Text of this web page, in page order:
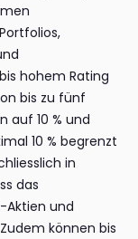
hohem Rating
bis zu fünf
auf 10 % und
10 % begrenzt
in
das
Aktien und
können bis